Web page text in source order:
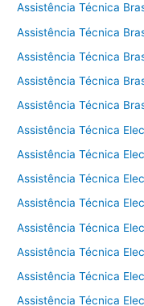
Assistência Técnica
Assistência Técnica
Assistência Técnica
Assistência Técnica
Assistência Técnica
Assistência Técnica
Assistência Técnica
Assistência Técnica
Assistência Técnica
Assistência Técnica
Assistência Técnica
Assistência Técnica
Assistência Técnica